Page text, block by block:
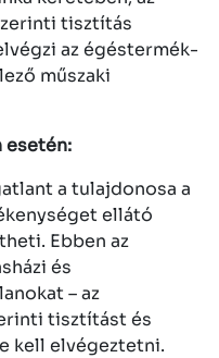
tisztítás
az égéstermék-
műszaki
esetén:
a tulajdonosa a
ellátó
Ebben az
és
– az
tisztítást és
kell elvégeztetni.